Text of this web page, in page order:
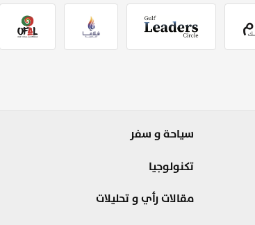
سياحة و سفر
تكنولوجيا
مقالات رأي و تحليلات